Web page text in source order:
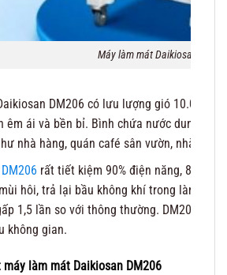
Máy làm mát Daikiosan
DM206 có lưu lượng gió 10.000
êm ái và bền bỉ. Bình chứa nước dung
nhà hàng, quán café sân vườn, nhà
rất tiết kiệm 90% điện năng, 85%
hôi, trả lại bầu không khí trong lành.
1,5 lần so với thông thường. DM206 là
không gian.
làm mát Daikiosan DM206